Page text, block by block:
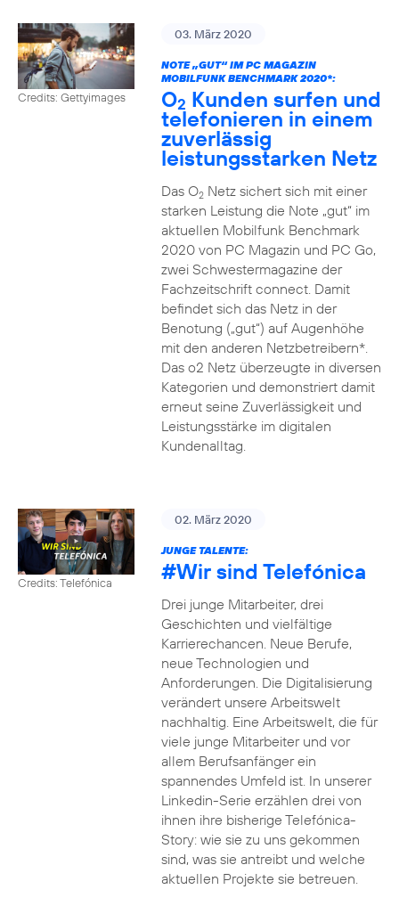
Credits: Gettyimages
03. März 2020
NOTE „GUT“ IM PC MAGAZIN
MOBILFUNK BENCHMARK 2020*:
O2 Kunden surfen und
telefonieren in einem
zuverlässig
leistungsstarken Netz
Das O2Netz sichert sich mit einer
starken Leistung die Note „gut“ im
aktuellen Mobilfunk Benchmark
2020 von PC Magazin und PC Go,
zwei Schwestermagazine der
Fachzeitschrift connect. Damit
befindet sich das Netz in der
Benotung („gut“) auf Augenhöhe
mit den anderen Netzbetreibern*.
Das o2 Netz überzeugte in diversen
Kategorien und demonstriert damit
erneut seine Zuverlässigkeit und
Leistungsstärke im digitalen
Kundenalltag.
Credits: Telefónica
02. März 2020
JUNGE TALENTE:
#Wirsind Telefónica
Drei junge Mitarbeiter, drei
Geschichten und vielfältige
Karrierechancen. Neue Berufe,
neue Technologien und
Anforderungen. Die Digitalisierung
verändert unsere Arbeitswelt
nachhaltig. Eine Arbeitswelt, die für
viele junge Mitarbeiter und vor
allem Berufsanfänger ein
spannendes Umfeld ist. In unserer
Linkedin-Serie erzählen drei von
ihnen ihre bisherige Telefónica-
Story: wie sie zu uns gekommen
sind, was sie antreibt und welche
aktuellen Projekte sie betreuen.